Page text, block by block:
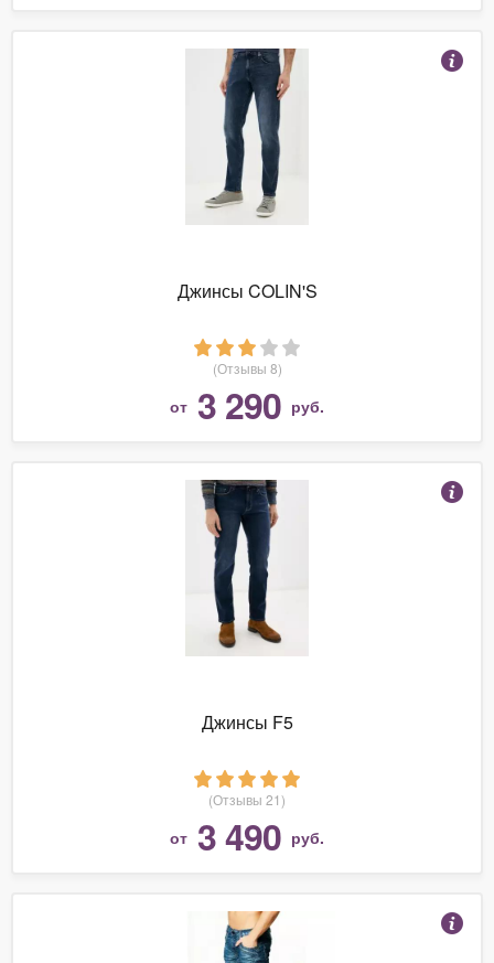
Джинсы COLIN'S
(Отзывы 8)
от 3 290 руб.
Джинсы F5
(Отзывы 21)
от 3 490 руб.